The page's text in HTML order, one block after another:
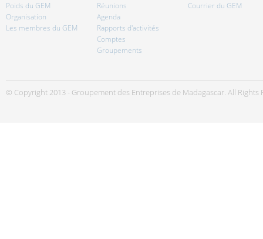
Poids du GEM
Organisation
Les membres du GEM
Réunions
Agenda
Rapports d'activités
Comptes
Groupements
Courrier du GEM
© Copyright 2013 - Groupement des Entreprises de Madagascar. All Rights